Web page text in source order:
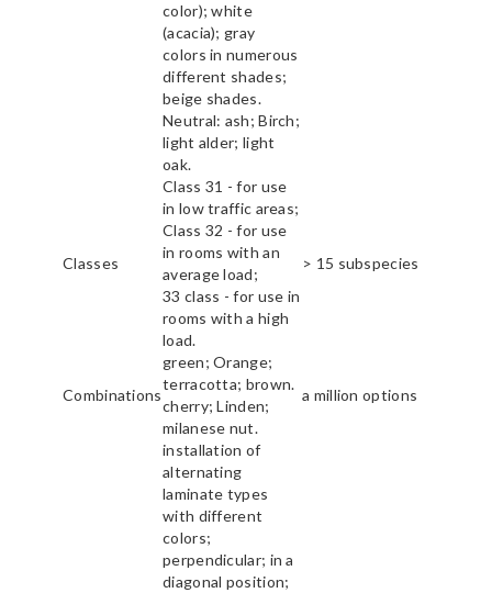
color); white
(acacia); gray
colors in numerous
different shades;
beige shades.
Neutral: ash; Birch;
light alder; light
oak.
Classes
Class 31 - for use
in low traffic areas;
Class 32 - for use
in rooms with an
average load;
33 class - for use in
rooms with a high
load.
> 15 subspecies
Combinations
green; Orange;
terracotta; brown.
cherry; Linden;
milanese nut.
a million options
installation of
alternating
laminate types
with different
colors;
perpendicular; in a
diagonal position;